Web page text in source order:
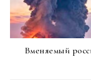
Вменяемый